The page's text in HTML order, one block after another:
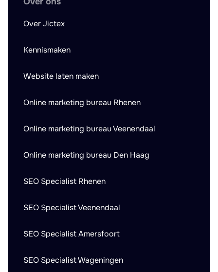
Over Jictex
Kennismaken
Website laten maken
Online marketing bureau Rhenen
Online marketing bureau Veenendaal
Online marketing bureau Den Haag
SEO Specialist Rhenen
SEO Specialist Veenendaal
SEO Specialist Amersfoort
SEO Specialist Wageningen